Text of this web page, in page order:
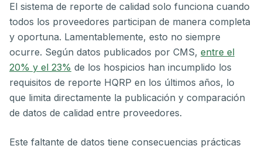
El sistema de reporte de calidad solo funciona cuando
todos los proveedores participan de manera completa
y oportuna. Lamentablemente, esto no siempre
ocurre. Según datos publicados por CMS, entre el
20% y el 23% de los hospicios han incumplido los
requisitos de reporte HQRP en los últimos años, lo
que limita directamente la publicación y comparación
de datos de calidad entre proveedores.
Este faltante de datos tiene consecuencias prácticas